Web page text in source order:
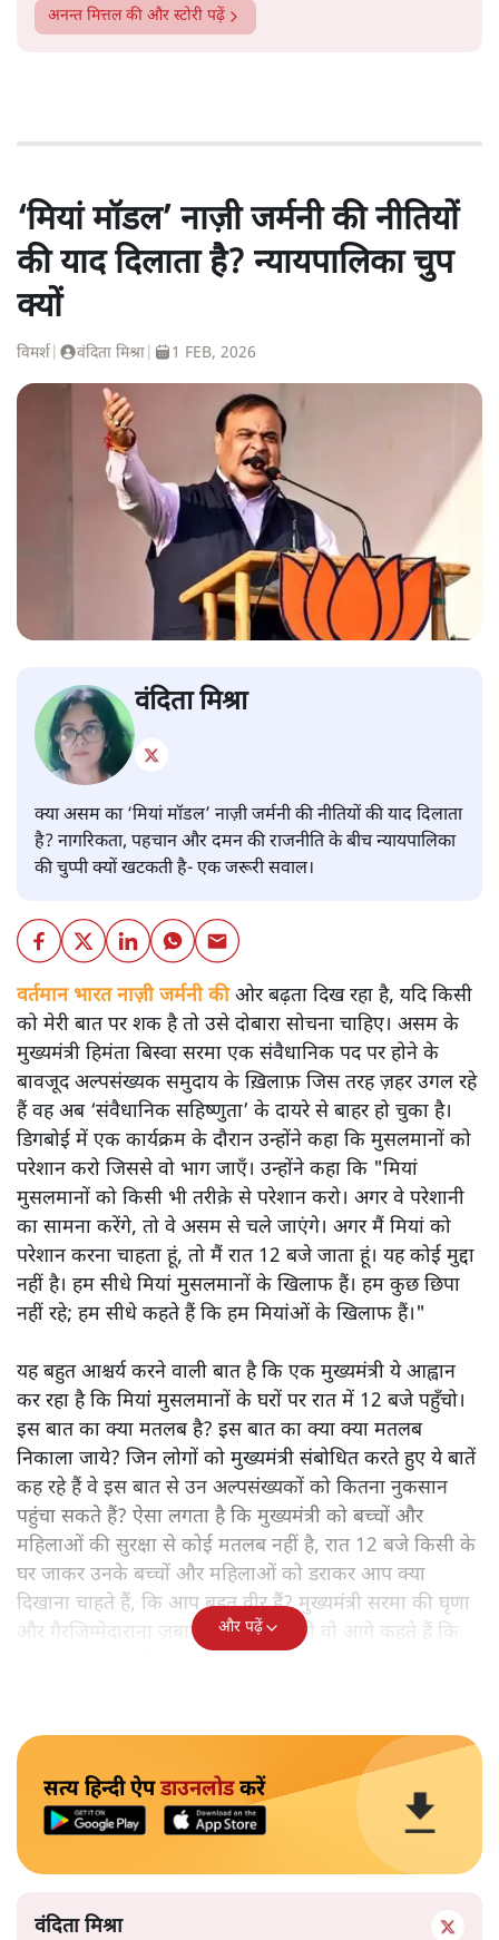
अनन्त मित्तलकी और स्टोरी पढ़ें
‘मियां मॉडल’ नाज़ी जर्मनी की नीतियों
की याद दिलाता है? न्यायपालिका चुप
क्यों
विमर्श वंदिता मिश्रा 1 FEB, 2026
वंदिता मिश्रा
क्या असम का ‘मियां मॉडल’ नाज़ी जर्मनी की नीतियों की याद दिलाता
है? नागरिकता, पहचान और दमन की राजनीति के बीच न्यायपालिका
की चुप्पी क्यों खटकती है- एक जरूरी सवाल।
वर्तमान भारत नाज़ी जर्मनी कीओर बढ़ता दिख रहा है, यदि किसी
को मेरी बात पर शक है तो उसे दोबारा सोचना चाहिए। असम के
मुख्यमंत्री हिमंता बिस्वा सरमा एक संवैधानिक पद पर होने के
बावजूद अल्पसंख्यक समुदाय के ख़िलाफ़ जिस तरह ज़हर उगल रहे
हैं वह अब ‘संवैधानिक सहिष्णुता’ के दायरे से बाहर हो चुका है।
डिगबोई में एक कार्यक्रम के दौरान उन्होंने कहा कि मुसलमानों को
परेशान करो जिससे वो भाग जाएँ। उन्होंने कहा कि "मियां
मुसलमानों को किसी भी तरीक़े से परेशान करो। अगर वे परेशानी
का सामना करेंगे, तो वे असम से चले जाएंगे। अगर मैं मियां को
परेशान करना चाहता हूं, तो मैं रात 12 बजे जाता हूं। यह कोई मुद्दा
नहीं है। हम सीधे मियां मुसलमानों के खिलाफ हैं। हम कुछ छिपा
नहीं रहे; हम सीधे कहते हैं कि हम मियांओं के खिलाफ हैं।"
यह बहुत आश्चर्य करने वाली बात है कि एक मुख्यमंत्री ये आह्वान
कर रहा है कि मियांं मुसलमानों के घरों पर रात में 12 बजे पहुँचो।
इस बात का क्या मतलब है? इस बात का क्या क्या मतलब
निकाला जाये? जिन लोगों को मुख्यमंत्री संबोधित करते हुए ये बातें
कह रहे हैं वे इस बात से उन अल्पसंख्यकों को कितना नुकसान
पहुंचा सकते हैं? ऐसा लगता है कि मुख्यमंत्री को बच्चों और
महिलाओं की सुरक्षा से कोई मतलब नहीं है, रात 12 बजे किसी के
घर जाकर उनके बच्चों और महिलाओं को डराकर आप क्या
दिखाना चाहते हैं, कि आप बहुत वीर हैं? मुख्यमंत्री सरमा की घृणा
और गैरजिम्मेदाराना ज़बान यहीं नहीं रुकती वो आगे कहते हैं कि
और पढ़ें
सत्य हिन्दी ऐपडाउनलोडकरें
वंदिता मिश्रा